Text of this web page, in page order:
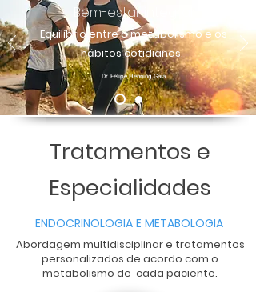
Bem-estar integral:
Equilíbrio entre o metabolismo e os
hábitos cotidianos.
Dr. Felipe Henning Gaia
Tratamentos e
Especialidades
ENDOCRINOLOGIA E METABOLOGIA
Abordagem multidisciplinar e tratamentos
personalizados de acordo com o
metabolismo de cada paciente.